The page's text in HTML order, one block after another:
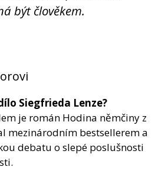
být člověkem.
Siegfrieda Lenze?
je román Hodina němčiny z
mezinárodním bestsellerem a
debatu o slepé poslušnosti